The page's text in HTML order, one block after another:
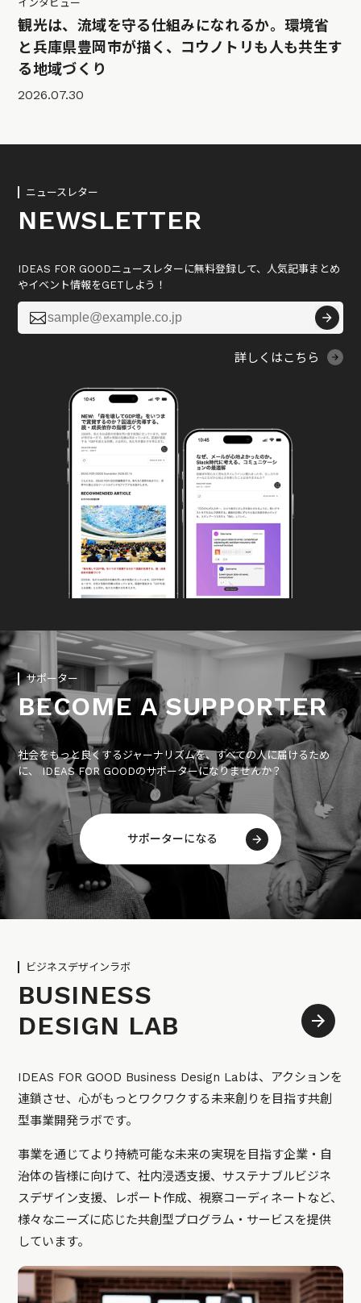
インタビュー
観光は、流域を守る仕組みになれるか。環境省
と兵庫県豊岡市が描く、コウノトリも人も共生す
る地域づくり
2026.07.30
ニュースレター
NEWSLETTER
IDEAS FOR GOODニュースレターに無料登録して、人気記事まとめ
やイベント情報をGETしよう！

詳しくはこちら
サポーター
BECOME A SUPPORTER
社会をもっと良くするジャーナリズムを、すべての人に届けるため
に、 IDEAS FOR GOODのサポーターになりませんか？
サポーターになる
ビジネスデザインラボ
BUSINESS
DESIGN LAB
IDEAS FOR GOOD Business Design Labは、アクションを
連鎖させ、心がもっとワクワクする未来創りを目指す共創
型事業開発ラボです。
事業を通じてより持続可能な未来の実現を目指す企業・自
治体の皆様に向けて、社内浸透支援、サステナブルビジネ
スデザイン支援、レポート作成、視察コーディネートなど、
様々なニーズに応じた共創型プログラム・サービスを提供
しています。